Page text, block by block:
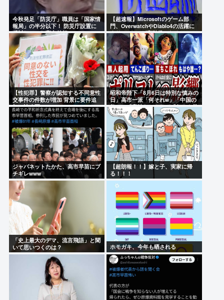
今秋発足「防災庁」職員は「国家情
報局」の半分以下！ 防災庁設置に
反対していた高市首相
【超速報】Microsoftのゲーム部
門、OverwatchやDiablo4の活躍に
よりBlizzardが牽引役となる
【性犯罪】警察が認知する不同意性
交事件の件数が増加 背景に要件追
加の法改正
昭和帝陛下「8月6日は特別な慎みの
日」高市一派「何それw」「中国の
祭？」「意味わかんね」「何でも批
判かw」
ジャパネットたかた、高市早苗にブ
チギレwww
【超朗報！！】嫁と子、実家に帰
る！！！
「史上最大のデマ、流言飛語」と聞
いて思いつくのは？
ホモガキ、今年も晒される